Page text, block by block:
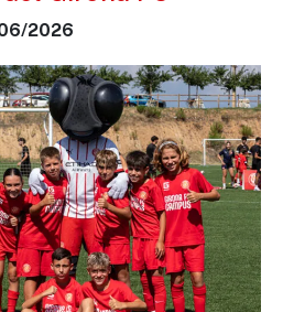
2026